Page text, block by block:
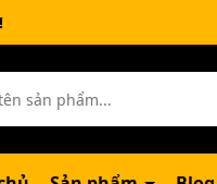
chờ đợi bạn